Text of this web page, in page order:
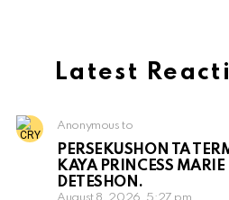
Latest
Anonymous to
PERSEKUSHON TA
KAYA PRINCESS MARIE
DETESHON.